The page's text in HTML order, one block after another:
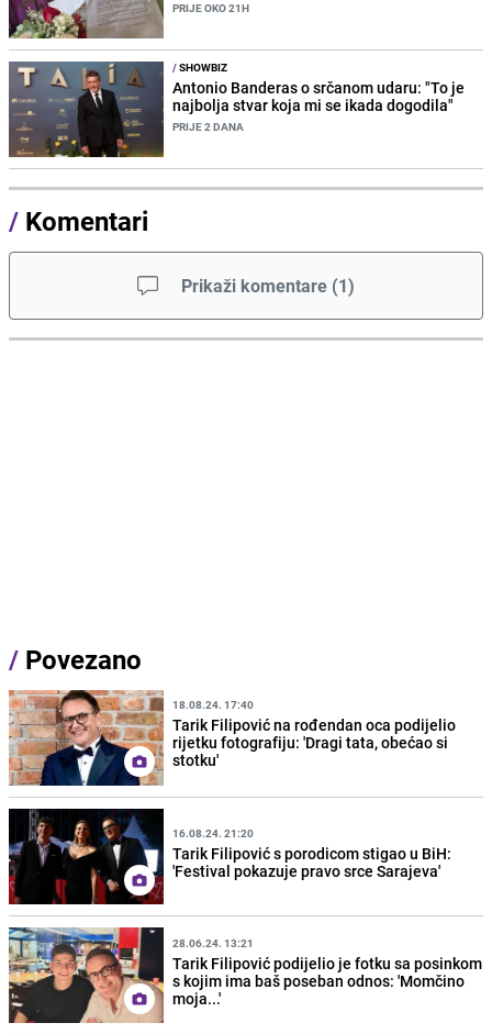
PRIJE OKO 21H
/SHOWBIZ
Antonio Banderas o srčanom udaru: "To je
najbolja stvar koja mi se ikada dogodila"
PRIJE 2 DANA
/ Komentari
Prikaži komentare (1)
/ Povezano
18.08.24. 17:40
Tarik Filipović na rođendan oca podijelio
rijetku fotografiju: 'Dragi tata, obećao si
stotku'
16.08.24. 21:20
Tarik Filipović s porodicom stigao u BiH:
'Festival pokazuje pravo srce Sarajeva'
28.06.24. 13:21
Tarik Filipović podijelio je fotku sa posinkom
s kojim ima baš poseban odnos: 'Momčino
moja...'